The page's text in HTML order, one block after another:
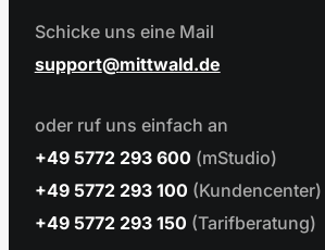
Schicke uns eine Mail
support
mittwald.de
oder ruf uns einfach an
+49 5772 293 600 (mStudio)
+49 5772 293 100 (Kundencenter)
+49 5772 293 150 (Tarifberatung)